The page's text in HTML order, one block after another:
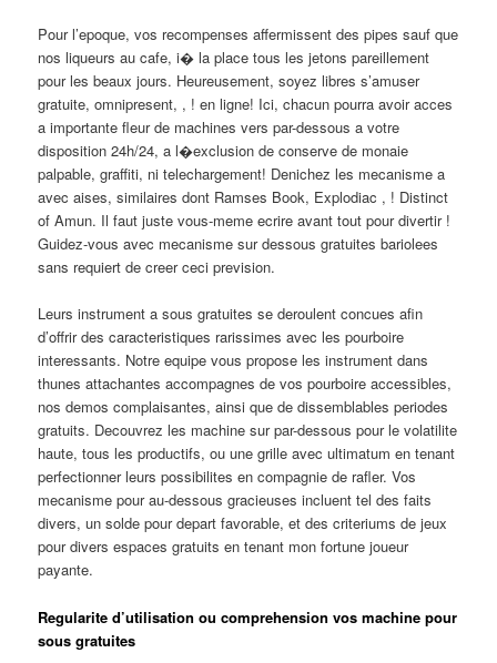
Pour l’epoque, vos recompenses affermissent des pipes sauf que
nos liqueurs au cafe, i� la place tous les jetons pareillement
pour les beaux jours. Heureusement, soyez libres s’amuser
gratuite, omnipresent, , ! en ligne! Ici, chacun pourra avoir acces
a importante fleur de machines vers par-dessous a votre
disposition 24h/24, a l�exclusion de conserve de monaie
palpable, graffiti, ni telechargement! Denichez les mecanisme a
avec aises, similaires dont Ramses Book, Explodiac , ! Distinct
of Amun. Il faut juste vous-meme ecrire avant tout pour divertir !
Guidez-vous avec mecanisme sur dessous gratuites bariolees
sans requiert de creer ceci prevision.
Leurs instrument a sous gratuites se deroulent concues afin
d’offrir des caracteristiques rarissimes avec les pourboire
interessants. Notre equipe vous propose les instrument dans
thunes attachantes accompagnes de vos pourboire accessibles,
nos demos complaisantes, ainsi que de dissemblables periodes
gratuits. Decouvrez les machine sur par-dessous pour le volatilite
haute, tous les productifs, ou une grille avec ultimatum en tenant
perfectionner leurs possibilites en compagnie de rafler. Vos
mecanisme pour au-dessous gracieuses incluent tel des faits
divers, un solde pour depart favorable, et des criteriums de jeux
pour divers espaces gratuits en tenant mon fortune joueur
payante.
Regularite d’utilisation ou comprehension vos machine pour
sous gratuites